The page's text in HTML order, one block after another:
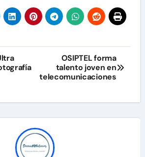
OSIPTEL forma
talento joven en
telecomunicaciones